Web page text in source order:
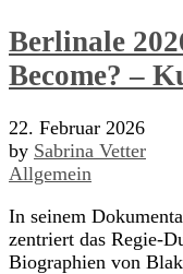
Berlinale
Become? –
22. Februar 2026
by Sabrina Vetter
Allgemein
In seinem
zentriert das Regie-
Biographien von